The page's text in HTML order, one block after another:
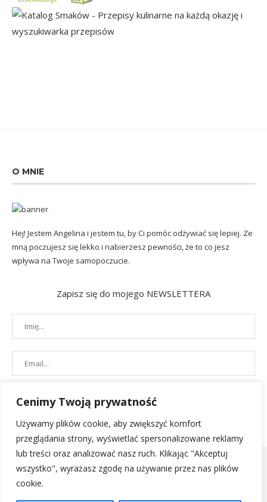
Cenimy Twoją prywatność
Używamy plików cookie, aby zwiększyć komfort
przeglądania strony, wyświetlać spersonalizowane reklamy
lub treści oraz analizować nasz ruch. Klikając "Akceptuj
wszystko", wyrażasz zgodę na używanie przez nas plików
cookie.
O MNIE
Hej! Jestem Angelina i jestem tu, by Ci pomóc odżywiać się lepiej. Ze
mną poczujesz się lekko i nabierzesz pewności, że to co jesz
wpływa na Twoje samopoczucie.
Zapisz się do mojego NEWSLETTERA